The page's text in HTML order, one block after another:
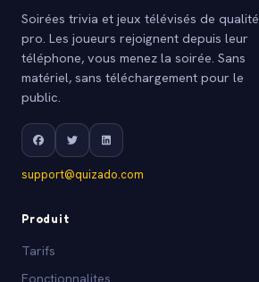
Soirées trivia et jeux télévisés de qualité
pro. Les joueurs rejoignent depuis leur
téléphone, vous menez la soirée. Sans
matériel, sans téléchargement pour le
public.
support@quizado.com
Produit
Tarifs
Fonctionnalites